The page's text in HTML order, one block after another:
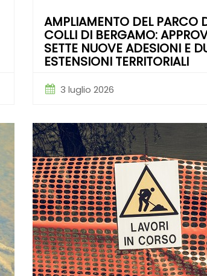
AMPLIAMENTO DEL PARCO
COLLI DI BERGAMO:
SETTE NUOVE ADESIONI E
ESTENSIONI TERRITORIALI
3 luglio 2026